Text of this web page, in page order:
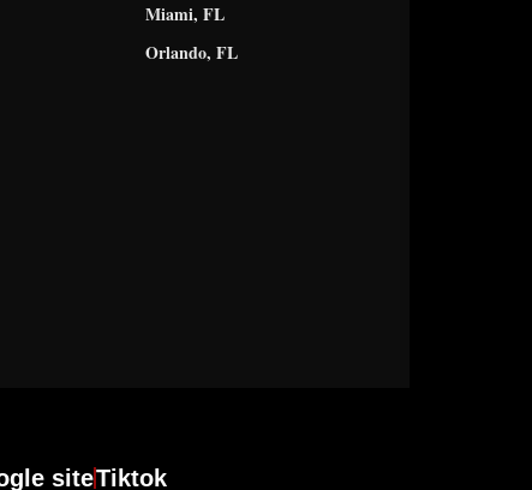
Miami, FL
Orlando, FL
siteTiktok